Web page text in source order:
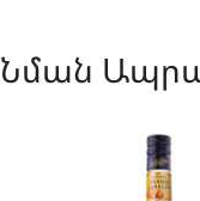
Նման